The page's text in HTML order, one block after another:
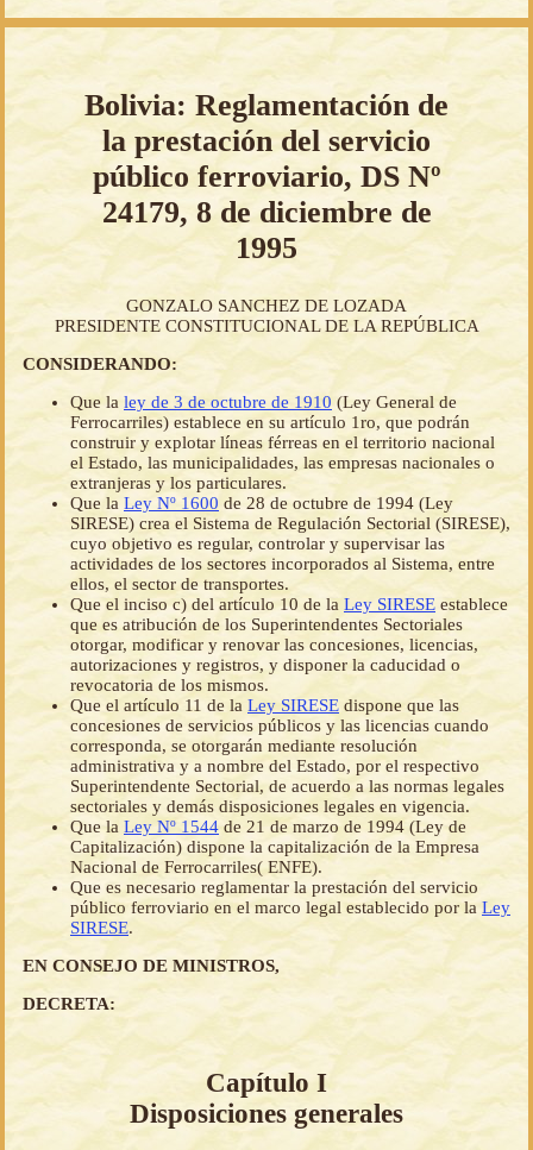
Bolivia: Reglamentación de
la prestación del servicio
público ferroviario, DS Nº
24179, 8 de diciembre de
1995
GONZALO SANCHEZ DE LOZADA
PRESIDENTE CONSTITUCIONAL DE LA REPÚBLICA
CONSIDERANDO:
Que la ley de 3 de octubre de 1910 (Ley General de
Ferrocarriles) establece en su artículo 1ro, que podrán
construir y explotar líneas férreas en el territorio nacional
el Estado, las municipalidades, las empresas nacionales o
extranjeras y los particulares.
Que la Ley Nº 1600 de 28 de octubre de 1994 (Ley
SIRESE) crea el Sistema de Regulación Sectorial (SIRESE),
cuyo objetivo es regular, controlar y supervisar las
actividades de los sectores incorporados al Sistema, entre
ellos, el sector de transportes.
Que el inciso c) del artículo 10 de la Ley SIRESE establece
que es atribución de los Superintendentes Sectoriales
otorgar, modificar y renovar las concesiones, licencias,
autorizaciones y registros, y disponer la caducidad o
revocatoria de los mismos.
Que el artículo 11 de la Ley SIRESE dispone que las
concesiones de servicios públicos y las licencias cuando
corresponda, se otorgarán mediante resolución
administrativa y a nombre del Estado, por el respectivo
Superintendente Sectorial, de acuerdo a las normas legales
sectoriales y demás disposiciones legales en vigencia.
Que la Ley Nº 1544de 21 de marzo de 1994 (Ley de
Capitalización) dispone la capitalización de la Empresa
Nacional de Ferrocarriles( ENFE).
Que es necesario reglamentar la prestación del servicio
público ferroviario en el marco legal establecido por la Ley
SIRESE.
EN CONSEJO DE MINISTROS,
DECRETA:
Capítulo I
Disposiciones generales